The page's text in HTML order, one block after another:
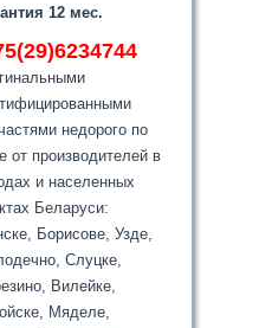
12 мес.
недорого по
от производителей в
и населенных
Беларуси:
Борисове, Узде,
Слуцке,
Вилейке,
Мяделе,